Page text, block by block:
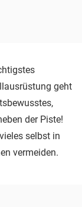
geht
der Piste!
selbst in
vermeiden.